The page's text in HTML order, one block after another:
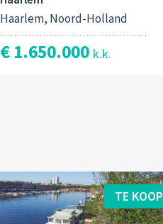
Haarlem, Noord-Holland
€ 1.650.000 k.k.
TE KOOP